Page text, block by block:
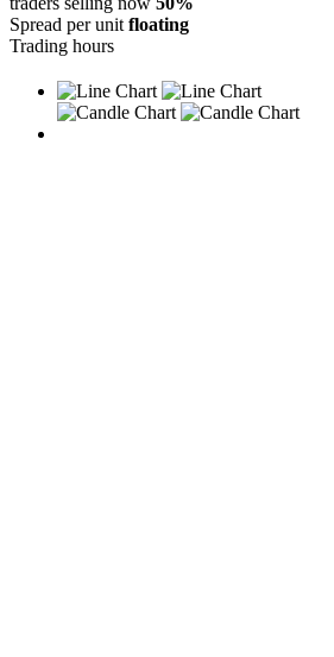
Spread per unit floating
Trading hours